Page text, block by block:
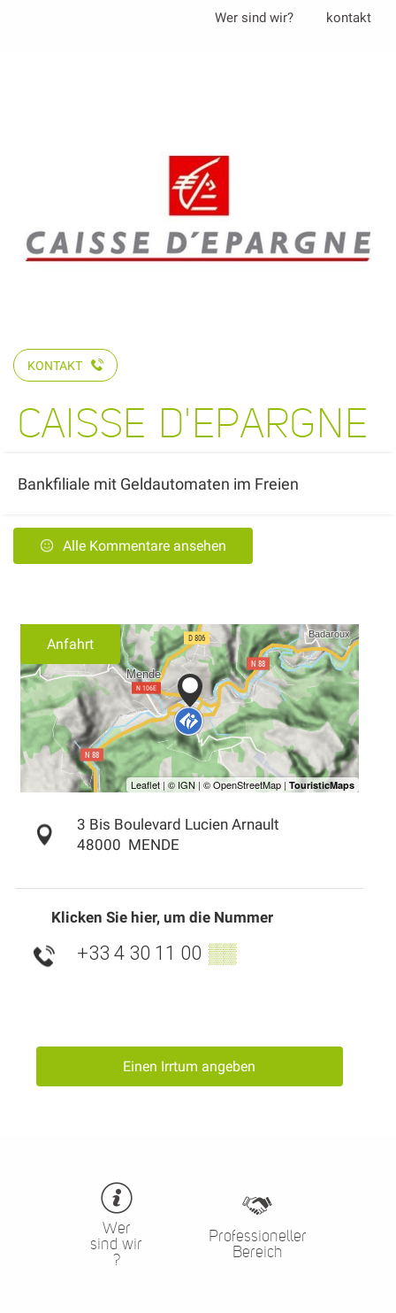
Wer sind wir? kontakt
KONTAKT
CAISSE D'EPARGNE
Bankfiliale mit Geldautomaten im Freien
Alle Kommentare ansehen
Anfahrt
3 Bis Boulevard Lucien Arnault
48000 MENDE
Klicken Sie hier, um die Nummer
+33 4 30 11 00 ▒▒
Einen Irrtum angeben
Wer
sind wir
?
Professioneller
Bereich